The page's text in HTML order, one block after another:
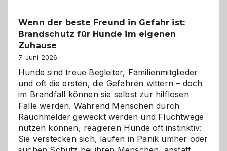
und
herzlich
Wenn der beste Freund in Gefahr ist:
Brandschutz für Hunde im eigenen
Zuhause
7. Juni 2026
Hunde sind treue Begleiter, Familienmitglieder
und oft die ersten, die Gefahren wittern – doch
im Brandfall können sie selbst zur hilflosen
Falle werden. Während Menschen durch
Rauchmelder geweckt werden und Fluchtwege
nutzen können, reagieren Hunde oft instinktiv:
Sie verstecken sich, laufen in Panik umher oder